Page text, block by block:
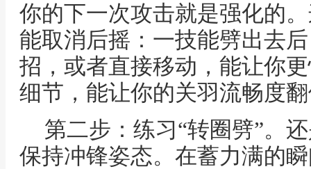
你的下一次攻击就是强化的
能取消后摇：一技能劈出去
招，或者直接移动，能让你
细节，能让你的关羽流畅度
第二步：练习“转圈劈”。
保持冲锋姿态。在蓄力满的